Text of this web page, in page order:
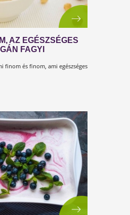
VEGÁN FAGYI
ami finom és finom, ami